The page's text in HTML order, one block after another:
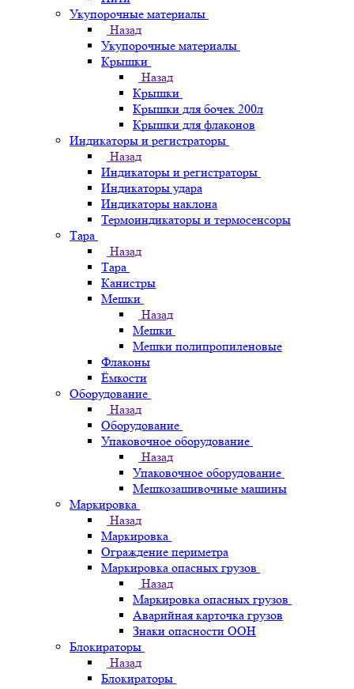
Укупорочные материалы
Назад
Укупорочные материалы
Крышки
Назад
Крышки
Крышки для бочек 200л
Крышки для флаконов
Индикаторы и регистраторы
Назад
Индикаторы и регистраторы
Индикаторы удара
Индикаторы наклона
Термоиндикаторы и термосенсоры
Тара
Назад
Тара
Канистры
Мешки
Назад
Мешки
Мешки полипропиленовые
Флаконы
Ёмкости
Оборудование
Назад
Оборудование
Упаковочное оборудование
Назад
Упаковочное оборудование
Мешкозашивочные машины
Маркировка
Назад
Маркировка
Ограждение периметра
Маркировка опасных грузов
Назад
Маркировка опасных грузов
Аварийная карточка грузов
Знаки опасности ООН
Блокираторы
Назад
Блокираторы